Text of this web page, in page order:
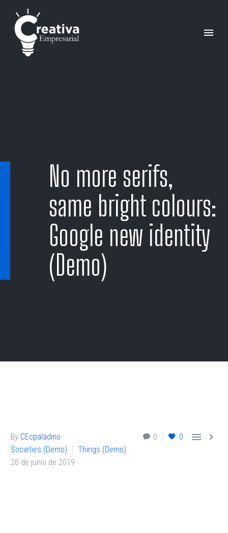
No more serifs,
same bright colours:
Google new identity
(Demo)
0 0  
By CEcpaladino
Societies (Demo)
Things (Demo)
26 de junio de 2019